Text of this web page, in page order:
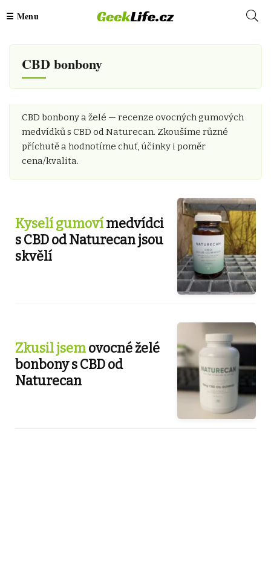
CBD bonbony
CBD bonbony a želé — recenze ovocných gumových
medvídků s CBD od Naturecan. Zkoušíme různé
příchutě a hodnotíme chuť, účinky i poměr
cena/kvalita.
Kyselí gumovímedvídci
s CBD od Naturecan jsou
skvělí
Zkusil jsemovocné želé
bonbony s CBD od
Naturecan